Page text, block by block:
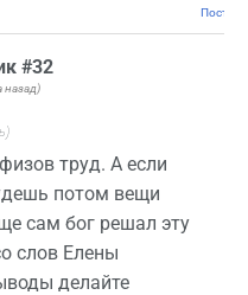
#32
назад)
труд. А если
потом вещи
сам бог решал эту
слов Елены
делайте